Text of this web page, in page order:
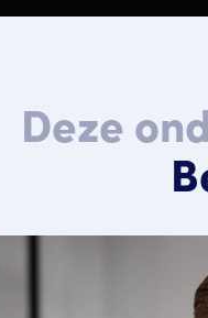
Deze